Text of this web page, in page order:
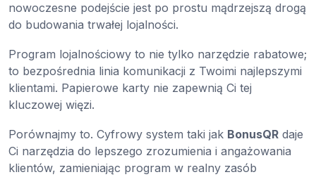
nowoczesne podejście jest po prostu mądrzejszą drogą
do budowania trwałej lojalności.
Program lojalnościowy to nie tylko narzędzie rabatowe;
to bezpośrednia linia komunikacji z Twoimi najlepszymi
klientami. Papierowe karty nie zapewnią Ci tej
kluczowej więzi.
Porównajmy to. Cyfrowy system taki jak BonusQR daje
Ci narzędzia do lepszego zrozumienia i angażowania
klientów, zamieniając program w realny zasób